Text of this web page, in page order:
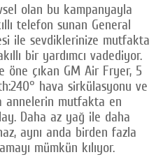
olan bu kampanyayla
telefon sunan General
ile sevdiklerinize mutfakta
bir yardımcı vadediyor.
öne çıkan GM Air Fryer, 5
hava sirkülasyonu ve
annelerin mutfakta en
Daha az yağ ile daha
aynı anda birden fazla
mümkün kılıyor.